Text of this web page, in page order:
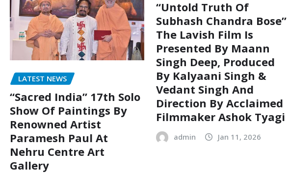
LATEST NEWS
“Sacred India” 17th Solo
Show Of Paintings By
Renowned Artist
Paramesh Paul At
Nehru Centre Art
Gallery
“Untold Truth Of
Subhash Chandra Bose”
The Lavish Film Is
Presented By Maann
Singh Deep, Produced
By Kalyaani Singh &
Vedant Singh And
Direction By Acclaimed
Filmmaker Ashok Tyagi
admin Jan 11, 2026